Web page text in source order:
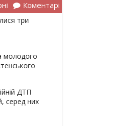
Коментарі
три
молодого
ДТП
серед них